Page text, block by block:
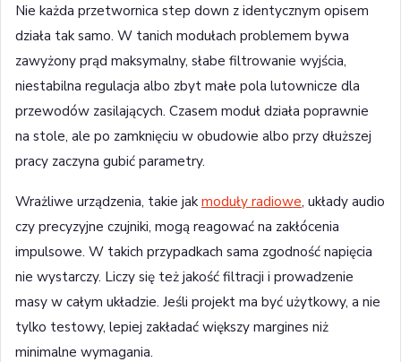
Nie każda przetwornica step down z identycznym opisem
działa tak samo. W tanich modułach problemem bywa
zawyżony prąd maksymalny, słabe filtrowanie wyjścia,
niestabilna regulacja albo zbyt małe pola lutownicze dla
przewodów zasilających. Czasem moduł działa poprawnie
na stole, ale po zamknięciu w obudowie albo przy dłuższej
pracy zaczyna gubić parametry.
Wrażliwe urządzenia, takie jakmoduły radiowe, układy audio
czy precyzyjne czujniki, mogą reagować na zakłócenia
impulsowe. W takich przypadkach sama zgodność napięcia
nie wystarczy. Liczy się też jakość filtracji i prowadzenie
masy w całym układzie. Jeśli projekt ma być użytkowy, a nie
tylko testowy, lepiej zakładać większy margines niż
minimalne wymagania.